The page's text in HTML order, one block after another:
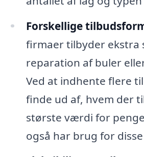
Forskellige
firmaer tilbyder ekstra
reparation af buler
Ved at indhente flere
finde ud af, hvem der
største værdi for
også har brug for